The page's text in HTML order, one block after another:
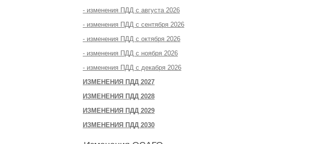
- изменения ПДД с августа 2026
- изменения ПДД с сентября 2026
- изменения ПДД с октября 2026
- изменения ПДД с ноября 2026
- изменения ПДД с декабря 2026
ИЗМЕНЕНИЯ ПДД 2027
ИЗМЕНЕНИЯ ПДД 2028
ИЗМЕНЕНИЯ ПДД 2029
ИЗМЕНЕНИЯ ПДД 2030